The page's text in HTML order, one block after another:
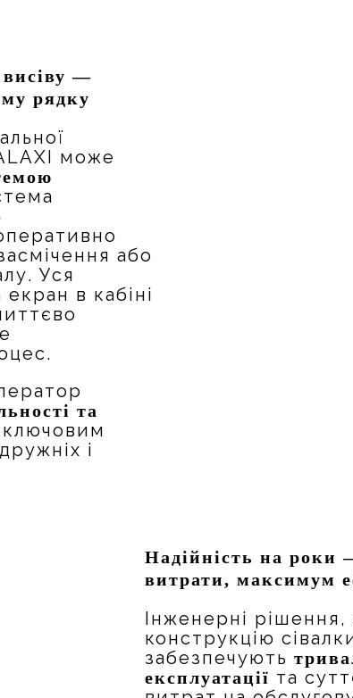
висіву —
рядку
може
або
Уся
в кабіні
та
і
Надійність на роки
витрати, максимум
Інженерні рішення,
конструкцію
забезпечують
експлуатації та